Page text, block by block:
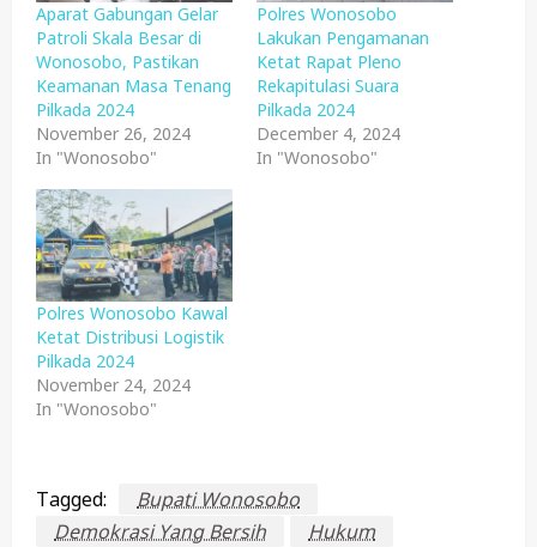
Aparat Gabungan Gelar
Patroli Skala Besar di
Wonosobo, Pastikan
Keamanan Masa Tenang
Pilkada 2024
November 26, 2024
In "Wonosobo"
Polres Wonosobo
Lakukan Pengamanan
Ketat Rapat Pleno
Rekapitulasi Suara
Pilkada 2024
December 4, 2024
In "Wonosobo"
Polres Wonosobo Kawal
Ketat Distribusi Logistik
Pilkada 2024
November 24, 2024
In "Wonosobo"
Tagged:
Bupati Wonosobo
Demokrasi Yang Bersih
Hukum